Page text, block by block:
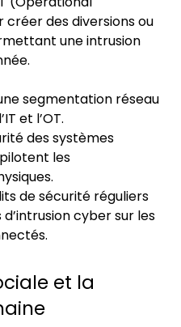
des diversions ou
une intrusion
segmentation réseau
et l’OT.
des systèmes
les
de sécurité réguliers
cyber sur les
et la